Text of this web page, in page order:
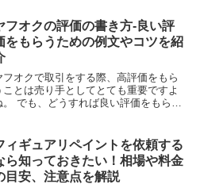
事では、フィギュアリペイントで儲け
い方向けに、人気の...
フオクの評価の書き方-良い評
をもらうための例文やコツを紹
フオクで取引をする際、高評価をもら
ことは売り手としてとても重要ですよ
。 でも、どうすれば良い評価をもらえ
事では、ヤフオクで高評価を獲得する
めのコツを、丁寧な...
ィギュアリペイントを依頼する
ら知っておきたい！相場や料金
目安、注意点を解説